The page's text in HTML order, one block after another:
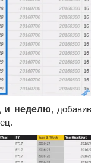
и неделю, добавив